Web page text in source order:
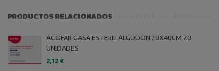
PRODUCTOS RELACIONADOS
ACOFAR GASA ESTERIL ALGODON 20X40CM 20
UNIDADES
2,12 €